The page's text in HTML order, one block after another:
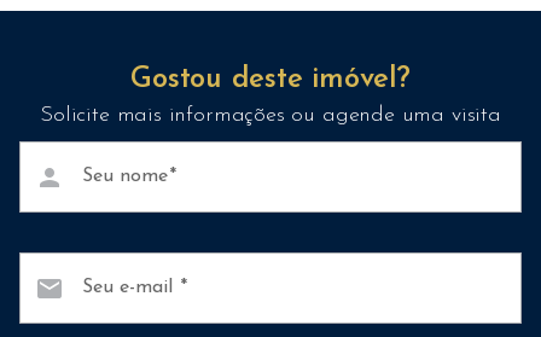
Gostou deste imóvel?
Solicite mais informações ou agende uma visita
Seu nome
person
Seu e-mail
mail